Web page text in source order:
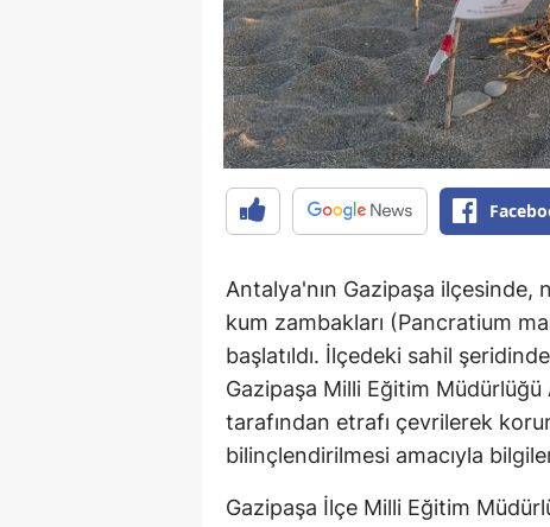
Antalya'nın Gazipaşa ilçesinde,
kum zambakları (Pancratium
başlatıldı. İlçedeki sahil
Gazipaşa Milli Eğitim
tarafından etrafı çevrilerek
bilinçlendirilmesi amacıyla
Gazipaşa İlçe Milli Eğitim